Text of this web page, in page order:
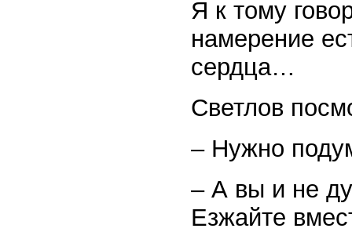
Я к тому
намерение
сердца…
Светлов
– Нужно
– А вы и не
Езжайте